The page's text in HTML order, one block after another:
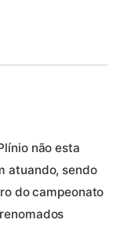
não esta
atuando, sendo
do campeonato